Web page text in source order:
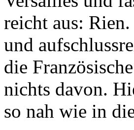
reicht aus:
und
die
nichts davon.
so nah wie in